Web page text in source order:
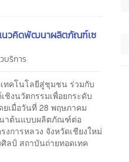
แนวคิดพัฒนาผลิตภัณฑ์เซ
บริการ
ทคโนโลยีสู่ชุมชน ร่วมกับ
งนวัตกรรมเพื่อยกระดับ
มื่อวันที่ 28 พฤษภาคม
นาต้นแบบผลิตภัณฑ์ต่อ
การหลวง จังหวัดเชียงใหม่
ลป์ สถาบันถ่ายทอดเทค